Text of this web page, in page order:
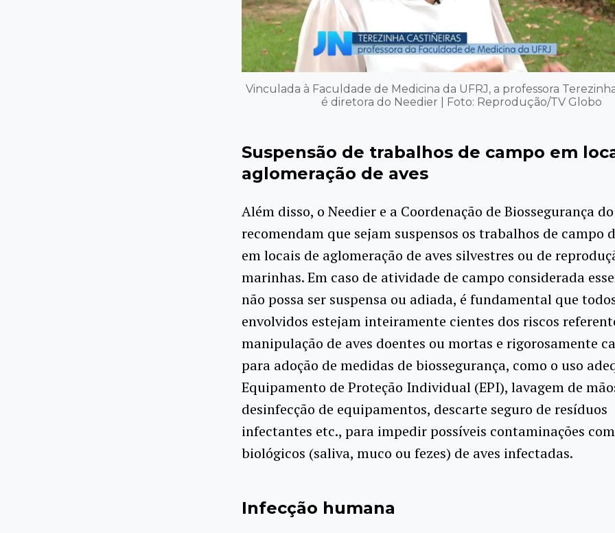
Vinculada à Faculdade de Medicina da UFRJ, a professora
é diretora do Needier | Foto: Reprodução/TV Globo
Suspensão de trabalhos de campo em
aglomeração de aves
Além disso, o Needier e a Coordenação de Biossegurança do
recomendam que sejam suspensos os trabalhos de campo
em locais de aglomeração de aves silvestres ou de
marinhas. Em caso de atividade de campo considerada
não possa ser suspensa ou adiada, é fundamental que
envolvidos estejam inteiramente cientes dos riscos
manipulação de aves doentes ou mortas e rigorosamente
para adoção de medidas de biossegurança, como o uso
Equipamento de Proteção Individual (EPI), lavagem de
desinfecção de equipamentos, descarte seguro de resíduos
infectantes etc., para impedir possíveis contaminações
biológicos (saliva, muco ou fezes) de aves infectadas.
Infecção humana